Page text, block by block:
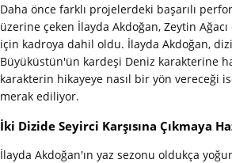
Daha önce farklı projelerdeki başarılı
üzerine çeken İlayda Akdoğan, Zeytin
için kadroya dahil oldu. İlayda Akdoğan,
Büyüküstün'ün kardeşi Deniz karakterine
karakterin hikayeye nasıl bir yön vereceği
merak ediliyor.
İki Dizide Seyirci Karşısına Çıkmaya
İlayda Akdoğan'ın yaz sezonu oldukça